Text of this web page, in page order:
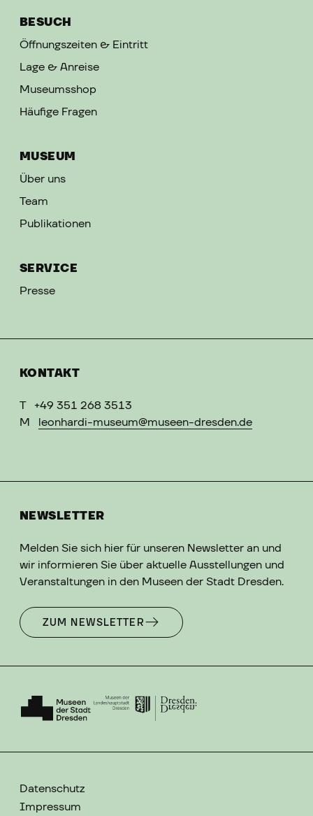
BESUCH
Öffnungszeiten & Eintritt
Lage & Anreise
Museumsshop
Häufige Fragen
MUSEUM
Über uns
Team
Publikationen
SERVICE
Presse
KONTAKT
T
+49 351 268 3513
M
leonhardi-museum@museen-dresden.de
NEWSLETTER
Melden Sie sich hier für unseren Newsletter an und
wir informieren Sie über aktuelle Ausstellungen und
Veranstaltungen in den Museen der Stadt Dresden.
ZUM NEWSLETTER
Datenschutz
Impressum